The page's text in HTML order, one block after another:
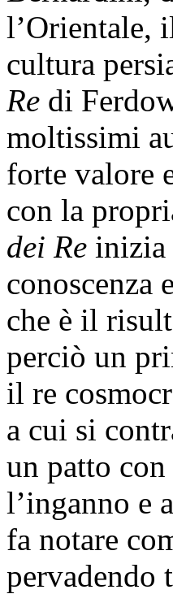
l’Orientale,
cultura
Re di
moltissimi
forte valore
con la
dei Re inizia
conoscenza
che è il
perciò un
il re
a cui si
un patto
l’inganno e
fa notare
pervadendo